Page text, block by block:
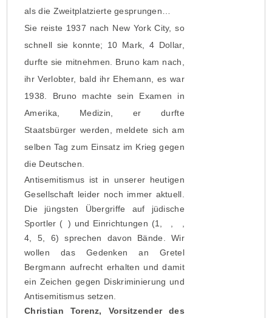
als die Zweitplatzierte gesprungen…
Sie reiste 1937 nach New York City, so
schnell sie konnte; 10 Mark, 4 Dollar,
durfte sie mitnehmen. Bruno kam nach,
ihr Verlobter, bald ihr Ehemann, es war
1938. Bruno machte sein Examen in
Amerika, Medizin, er durfte
Staatsbürger werden, meldete sich am
selben Tag zum Einsatz im Krieg gegen
die Deutschen.
Antisemitismus ist in unserer heutigen
Gesellschaft leider noch immer aktuell.
Die jüngsten Übergriffe auf jüdische
Sportler ( ) und Einrichtungen (1, ,
,
4, 5, 6) sprechen davon Bände. Wir
wollen das Gedenken an Gretel
Bergmann aufrecht erhalten und damit
ein Zeichen gegen Diskriminierung und
Antisemitismus setzen.
Christian Torenz, Vorsitzender des